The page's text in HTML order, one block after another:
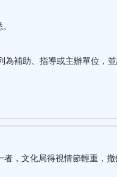
補助、指導或主辦單位，
，文化局得視情節輕重，撤